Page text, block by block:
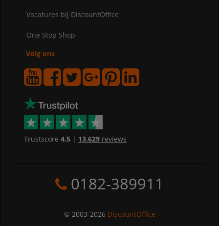
Vacatures bij DiscountOffice
One Stop Shop
Volg ons
Trustscore 4.5| 13.629reviews
0182-389911
© 2003-2026 DiscountOffice